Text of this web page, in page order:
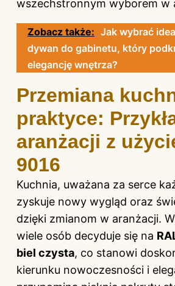
wszechstronnym wyborem w
Zobacz także: Jak wybrać
dywan do gabinetu, który
elegancję wnętrza?
Przemiana
praktyce:
aranżacji z
9016
Kuchnia, uważana za serce
zyskuje nowy wygląd oraz
dzięki zmianom w aranżacji.
wiele osób decyduje się na
biel czysta, co stanowi
kierunku nowoczesności i